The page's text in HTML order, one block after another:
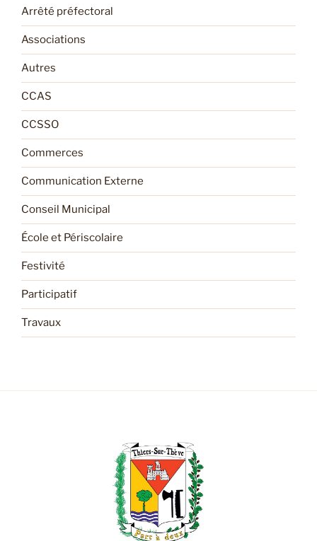
Arrêté préfectoral
Associations
Autres
CCAS
CCSSO
Commerces
Communication Externe
Conseil Municipal
École et Périscolaire
Festivité
Participatif
Travaux